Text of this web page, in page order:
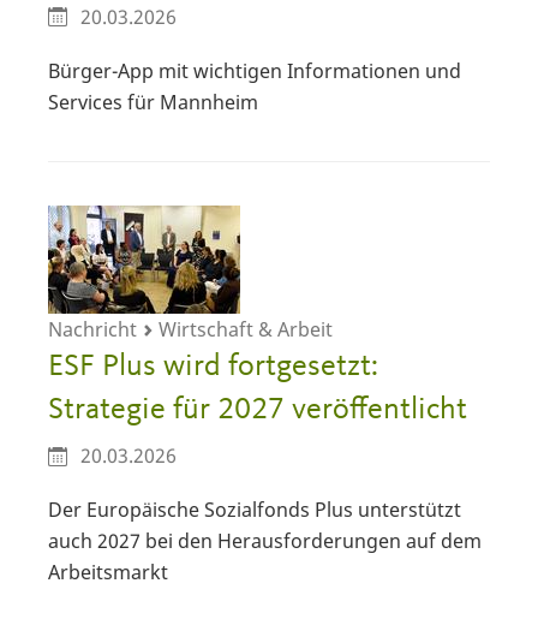
20.03.2026
Bürger-App mit wichtigen Informationen und
Services für Mannheim
Nachricht Wirtschaft & Arbeit
ESF Plus wird fortgesetzt:
Strategie für 2027 veröffentlicht
20.03.2026
Der Europäische Sozialfonds Plus unterstützt
auch 2027 bei den Herausforderungen auf dem
Arbeitsmarkt